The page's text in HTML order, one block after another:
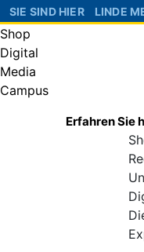
SIE SIND HIER LINDE
Shop
Digital
Media
Campus
Erfahren Sie